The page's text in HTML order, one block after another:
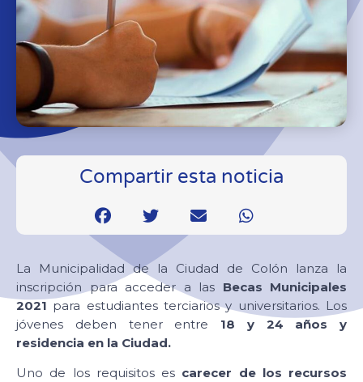
Compartir esta noticia
La Municipalidad de la Ciudad de Colón lanza la
inscripción para acceder a las Becas Municipales
2021 para estudiantes terciarios y universitarios. Los
jóvenes deben tener entre 18 y 24 años y
residencia en la Ciudad.
Uno de los requisitos es carecer de los recursos